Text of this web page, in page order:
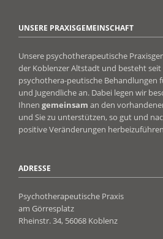
UNSERE PRAXISGEMEINSCHAFT
Unsere psychotherapeutische
der Koblenzer Altstadt und besteht seit
psychothera-peutische Behandlungen
und Jugendliche an. Dabei legen wir
Ihnen gemeinsam an den
und Sie zu unterstützen, so gut und
positive Veränderungen
ADRESSE
Psychotherapeutische Praxis
am Görresplatz
Rheinstr. 34, 56068 Koblenz